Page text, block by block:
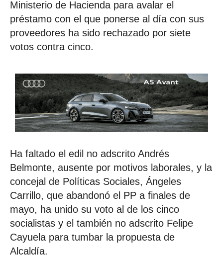
Ministerio de Hacienda para avalar el
préstamo con el que ponerse al día con sus
proveedores ha sido rechazado por siete
votos contra cinco.
Ha faltado el edil no adscrito Andrés
Belmonte, ausente por motivos laborales, y la
concejal de Políticas Sociales, Ángeles
Carrillo, que abandonó el PP a finales de
mayo, ha unido su voto al de los cinco
socialistas y el también no adscrito Felipe
Cayuela para tumbar la propuesta de
Alcaldía.